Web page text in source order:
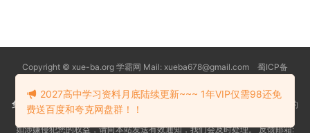
Copyright © xue-ba.org 学霸网 Mail: xueba678@gmail.com 蜀ICP备
常见问题
更新日志 忘记密码本站推荐浏览器：Edge浏览器
免责声明：本站资源均搜索自互联网和网友分享,仅供大家学习交流,不对资料的
真实性和安全性负责！
如涉嫌侵犯您的权益，请向本站发送有效通知，我们会及时处理。 反馈邮箱:
2027高中学习资料月底陆续更新~~~ 1年VIP仅需98还免
费送百度和夸克网盘群！！